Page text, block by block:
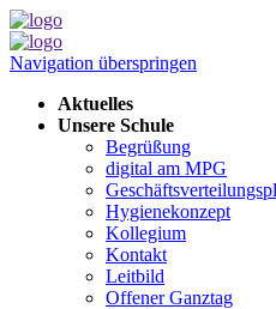
Navigation überspringen
Aktuelles
Unsere Schule
Begrüßung
digital am MPG
Hygienekonzept
Kollegium
Kontakt
Leitbild
Offener Ganztag